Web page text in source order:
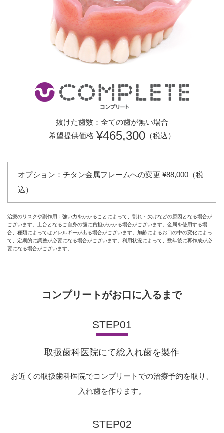
抜けた歯数：全ての歯が無い場合
希望提供価格 ¥465,300（税込）
オプション：チタン金属フレームへの変更 ¥88,000（税
込）
治療のリスクや副作用：強い力をかかることによって、割れ・欠けなどの原因となる場合が
ございます。土台となるご自身の歯に負担がかかる場合がございます。金属を使用する場
合、種類によってはアレルギーが出る場合がございます。加齢によるお口の中の変化によっ
て、定期的に調整が必要になる場合がございます。利用状況によって、数年後に再作成が必
要になる場合がございます。
コンプリートがお口に入るまで
STEP01
取扱歯科医院にて総入れ歯を製作
お近くの取扱歯科医院でコンプリートでの治療予約を取り、
入れ歯を作ります。
STEP02